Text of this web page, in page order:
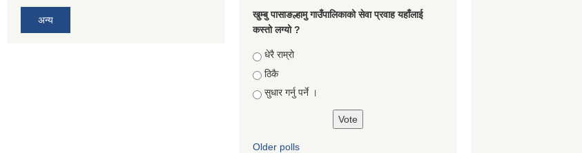
अन्य
खुम्बु पासाङल्हामु गाउँपालिकाको सेवा प्रवाह यहाँलाई
कस्तो लग्यो ?
Choices
धेरै राम्रो
ठिकै
सुधार गर्नु पर्ने ।
Older polls